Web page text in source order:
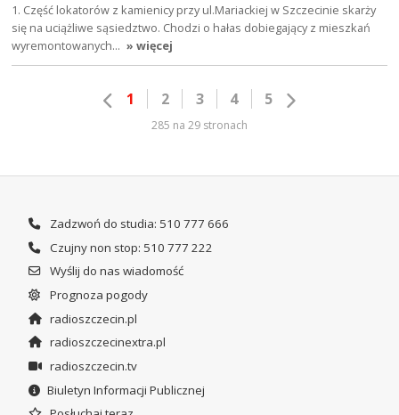
1. Część lokatorów z kamienicy przy ul.Mariackiej w Szczecinie skarży
się na uciążliwe sąsiedztwo. Chodzi o hałas dobiegający z mieszkań
wyremontowanych… » więcej
1 2 3 4 5
285 na 29 stronach
Zadzwoń do studia: 510 777 666
Czujny non stop: 510 777 222
Wyślij do nas wiadomość
Prognoza pogody
radioszczecin.pl
radioszczecinextra.pl
radioszczecin.tv
Biuletyn Informacji Publicznej